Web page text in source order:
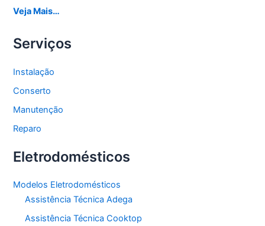
Veja Mais…
Serviços
Instalação
Conserto
Manutenção
Reparo
Eletrodomésticos
Modelos Eletrodomésticos
Assistência Técnica Adega
Assistência Técnica Cooktop